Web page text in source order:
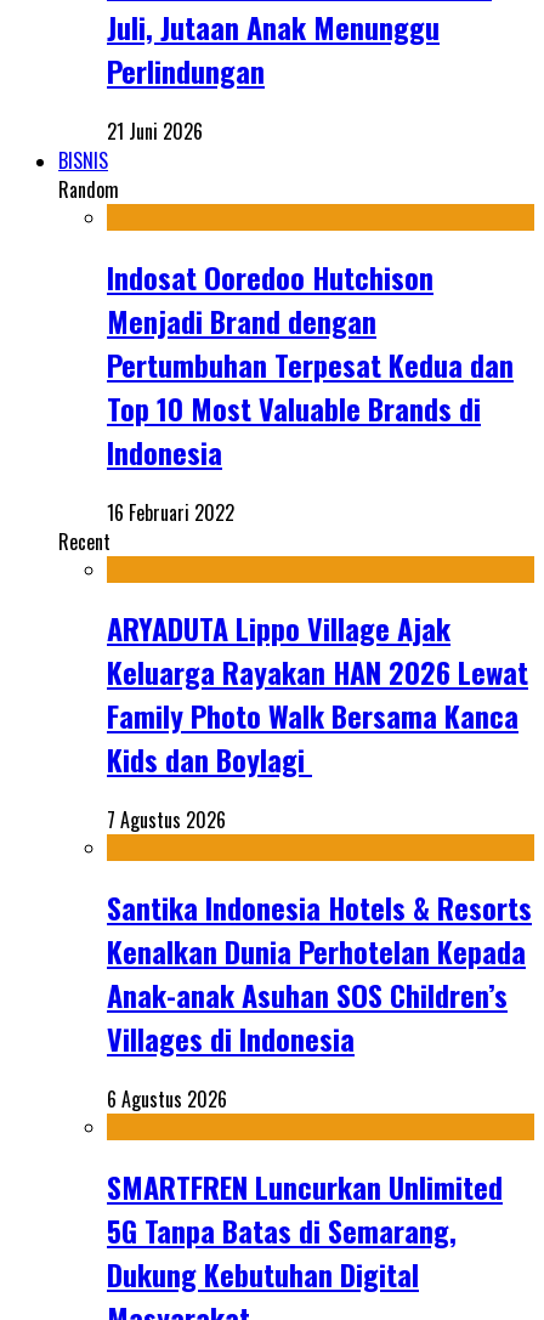
Juli, Jutaan Anak Menunggu
Perlindungan
21 Juni 2026
BISNIS
Random
Indosat Ooredoo Hutchison
Menjadi Brand dengan
Pertumbuhan Terpesat Kedua dan
Top 10 Most Valuable Brands di
Indonesia
16 Februari 2022
Recent
ARYADUTA Lippo Village Ajak
Keluarga Rayakan HAN 2026 Lewat
Family Photo Walk Bersama Kanca
Kids dan Boylagi
7 Agustus 2026
Santika Indonesia Hotels & Resorts
Kenalkan Dunia Perhotelan Kepada
Anak-anak Asuhan SOS Children’s
Villages di Indonesia
6 Agustus 2026
SMARTFREN Luncurkan Unlimited
5G Tanpa Batas di Semarang,
Dukung Kebutuhan Digital